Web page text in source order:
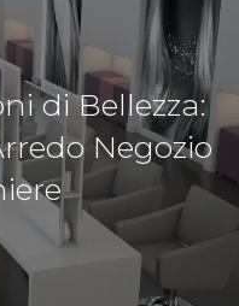
di Bellezza:
Negozio